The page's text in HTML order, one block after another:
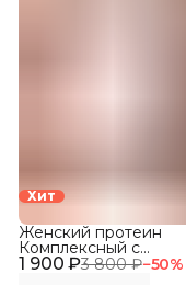
Хит
1 900 ₽3 800 ₽−50%
Женский протеин
Комплексный с
коллагеном и розовой